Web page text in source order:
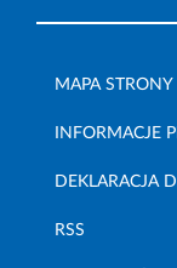
MAPA STRONY
INFORMACJE
DEKLARACJA
RSS